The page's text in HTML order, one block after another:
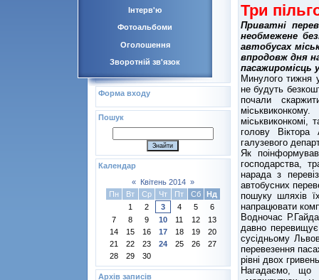
Інтерв'ю
Фотоальбоми
Оголошення
Зворотній зв'язок
Форма входу
Пошук
Календар
«
Квітень 2014 »
Пн
Вт Ср Чт Пт Сб
Нд
1
2 3 4 5
6
7
8 9 10 11 12
13
14
15 16 17 18 19
20
21
22 23 24 25 26
27
28
29 30
Архів записів
Три
Приватні
необмежене
автобусах
впродовж дня
пасажиромісць
Минулого тижня
не будуть
почали
міськвиконкомі,
голову
галузевого
Як
господарства,
нарада з
автобусних
пошуку шляхів
напрацювати
Водночас
давно перевищує
сусідньому
перевезення
рівні двох
Нагадаємо, що